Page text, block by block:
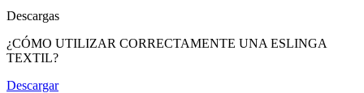
Descargas
¿CÓMO UTILIZAR CORRECTAMENTE UNA ESLINGA
TEXTIL?
Descargar